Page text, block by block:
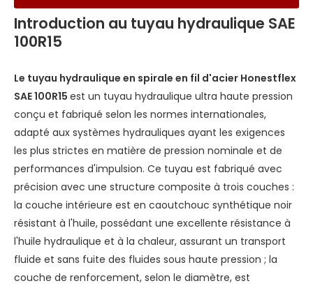
Introduction au tuyau hydraulique SAE
100R15
Le tuyau hydraulique en spirale en fil d'acier Honestflex
SAE 100R15 est un tuyau hydraulique ultra haute pression
conçu et fabriqué selon les normes internationales,
adapté aux systèmes hydrauliques ayant les exigences
les plus strictes en matière de pression nominale et de
performances d'impulsion. Ce tuyau est fabriqué avec
précision avec une structure composite à trois couches :
la couche intérieure est en caoutchouc synthétique noir
résistant à l'huile, possédant une excellente résistance à
l'huile hydraulique et à la chaleur, assurant un transport
fluide et sans fuite des fluides sous haute pression ; la
couche de renforcement, selon le diamètre, est